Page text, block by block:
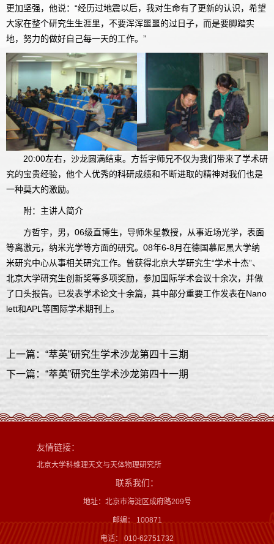
更加坚强，他说：“经历过地震以后，我对生命有了更新的认识，希望
大家在整个研究生生涯里，不要浑浑噩噩的过日子，而是要脚踏实
地，努力的做好自己每一天的工作。”
20:00左右，沙龙圆满结束。方哲宇师兄不仅为我们带来了学术研
究的宝贵经验，他个人优秀的科研成绩和不断进取的精神对我们也是
一种莫大的激励。
附：主讲人简介
方哲宇，男，06级直博生，导师朱星教授，从事近场光学，表面
等离激元，纳米光学等方面的研究。08年6-8月在德国慕尼黑大学纳
米研究中心从事相关研究工作。曾获得北京大学研究生“学术十杰”、
北京大学研究生创新奖等多项奖励，参加国际学术会议十余次，并做
了口头报告。已发表学术论文十余篇，其中部分重要工作发表在Nano
lett和APL等国际学术期刊上。
上一篇：“萃英”研究生学术沙龙第四十三期
下一篇：“萃英”研究生学术沙龙第四十一期
友情链接：
北京大学科维理天文与天体物理研究所
联系我们：
地址：北京市海淀区成府路209号
邮编： 100871
电话： 010-62751732